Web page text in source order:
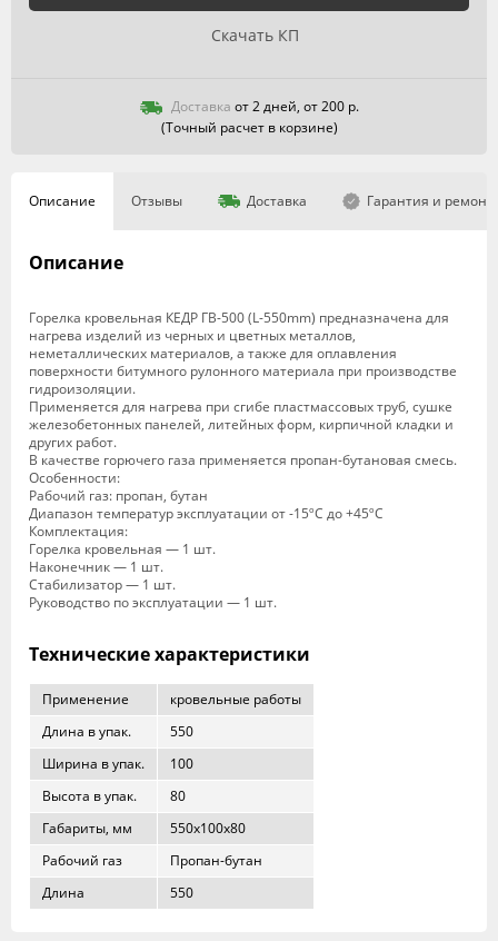
Скачать КП
Доставка от 2 дней, от 200 р.
(Точный расчет в корзине)
Описание Отзывы Доставка Гарантия и ремонт
Описание
Горелка кровельная КЕДР ГВ-500 (L-550mm) предназначена для
нагрева изделий из черных и цветных металлов,
неметаллических материалов, а также для оплавления
поверхности битумного рулонного материала при производстве
гидроизоляции.
Применяется для нагрева при сгибе пластмассовых труб, сушке
железобетонных панелей, литейных форм, кирпичной кладки и
других работ.
В качестве горючего газа применяется пропан-бутановая смесь.
Особенности:
Рабочий газ: пропан, бутан
Диапазон температур эксплуатации от -15ºС до +45ºС
Комплектация:
Горелка кровельная — 1 шт.
Наконечник — 1 шт.
Стабилизатор — 1 шт.
Руководство по эксплуатации — 1 шт.
Технические характеристики
Применение
кровельные работы
Длина в упак.
550
Ширина в упак.
100
Высота в упак.
80
Габариты, мм
550x100x80
Рабочий газ
Пропан-бутан
Длина
550